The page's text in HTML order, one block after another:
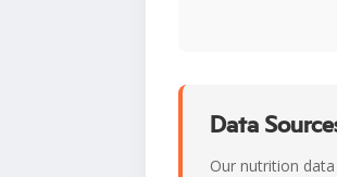
Data
Our nutrition